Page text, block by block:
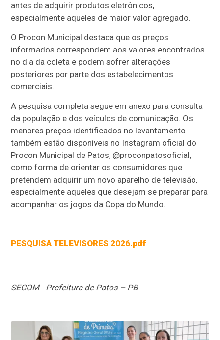
antes de adquirir produtos eletrônicos,
especialmente aqueles de maior valor agregado.
O Procon Municipal destaca que os preços
informados correspondem aos valores encontrados
no dia da coleta e podem sofrer alterações
posteriores por parte dos estabelecimentos
comerciais.
A pesquisa completa segue em anexo para consulta
da população e dos veículos de comunicação. Os
menores preços identificados no levantamento
também estão disponíveis no Instagram oficial do
Procon Municipal de Patos, @proconpatosoficial,
como forma de orientar os consumidores que
pretendem adquirir um novo aparelho de televisão,
especialmente aqueles que desejam se preparar para
acompanhar os jogos da Copa do Mundo.
PESQUISA TELEVISORES 2026.pdf
SECOM - Prefeitura de Patos – PB